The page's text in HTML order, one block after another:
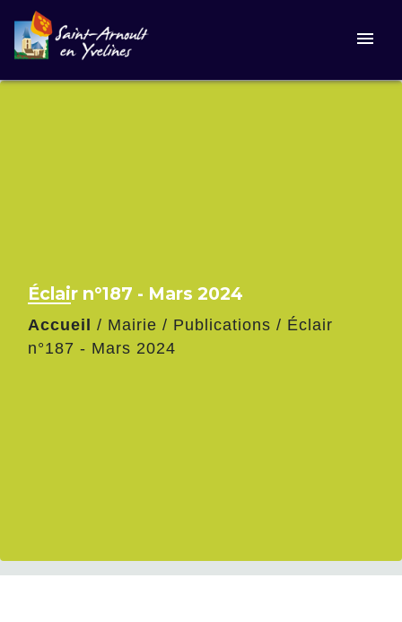
menu
Éclair n°187 - Mars 2024
Accueil / Mairie / Publications / Éclair
n°187 - Mars 2024